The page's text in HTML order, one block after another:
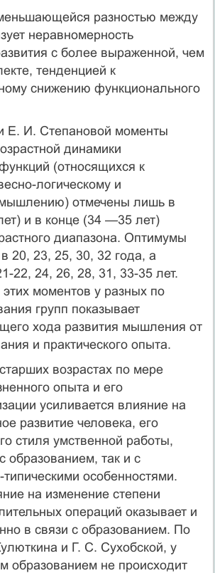
разностью между
неравномерность
с более выраженной, чем
тенденцией к
снижению функционального
Е. И. Степановой моменты
динамики
(относящихся к
логическому и
мышлению) отмечены лишь в
и в конце (34 —35 лет)
диапазона. Оптимумы
20, 23, 25, 30, 32 года, а
22, 24, 26, 28, 31, 33-35 лет.
моментов у разных по
групп показывает
хода развития мышления от
и практического опыта.
возрастах по мере
опыта и его
усиливается влияние на
развитие человека, его
стиля умственной работы,
образованием, так и с
особенностями.
на изменение степени
операций оказывает и
в связи с образованием. По
и Г. С. Сухобской, у
образованием не происходит